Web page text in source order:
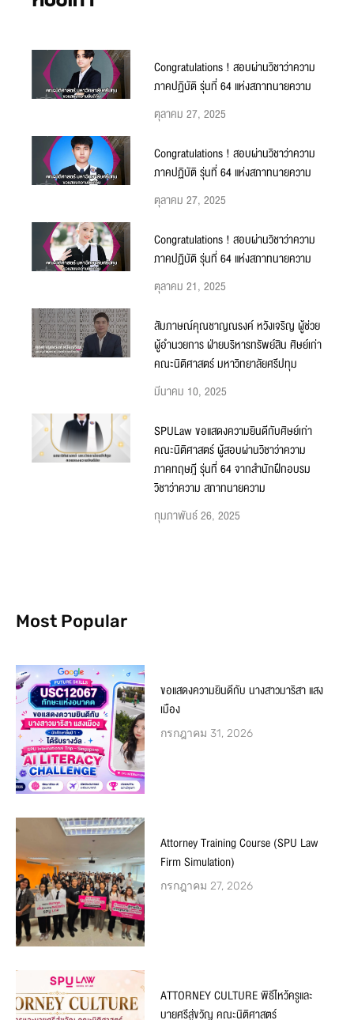
Congratulations ! สอบผ่านวิชาว่าความ
ภาคปฏิบัติ รุ่นที่ 64 แห่งสภาทนายความ
ตุลาคม 27, 2025
Congratulations ! สอบผ่านวิชาว่าความ
ภาคปฏิบัติ รุ่นที่ 64 แห่งสภาทนายความ
ตุลาคม 27, 2025
Congratulations ! สอบผ่านวิชาว่าความ
ภาคปฏิบัติ รุ่นที่ 64 แห่งสภาทนายความ
ตุลาคม 21, 2025
สัมภาษณ์คุณชาญณรงค์ หวังเจริญ ผู้ช่วย
ผู้อำนวยการ ฝ่ายบริหารทรัพย์สิน ศิษย์เก่า
คณะนิติศาสตร์ มหาวิทยาลัยศรีปทุม
มีนาคม 10, 2025
SPULaw ขอแสดงความยินดีกับศิษย์เก่า
คณะนิติศาสตร์ ผู้สอบผ่านวิชาว่าความ
ภาคทฤษฎี รุ่นที่ 64 จากสำนักฝึกอบรม
วิชาว่าความ สภาทนายความ
กุมภาพันธ์ 26, 2025
Most Popular
ขอแสดงความยินดีกับ นางสาวมาริสา แสง
เมือง
กรกฎาคม 31, 2026
Attorney Training Course (SPU Law
Firm Simulation)
กรกฎาคม 27, 2026
ATTORNEY CULTURE พิธีไหว้ครูและ
บายศรีสู่ขวัญ คณะนิติศาสตร์